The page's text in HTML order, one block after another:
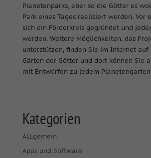
Planetenparks, aber so die Götter es
Park eines Tages realisiert werden. Vor
sich ein Förderkreis gegründet und
werden. Weitere Möglichkeiten, das
unterstützen, finden Sie im Internet auf
Gärten der Götter und dort können Sie
mit Entwürfen zu jedem
Kategorien
ALLgemein
Apps und Software